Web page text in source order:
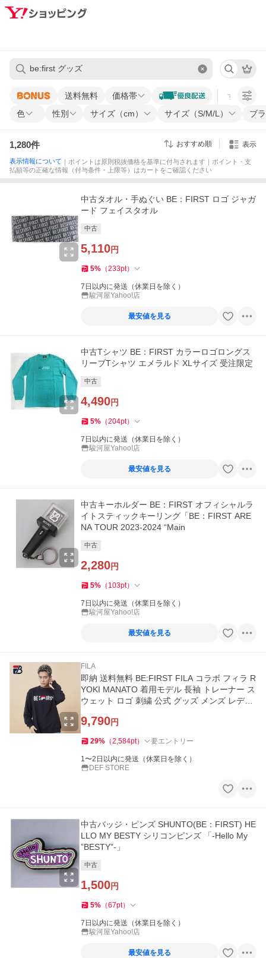
送料無料 価格帯 すべての条
色 性別 サイズ（cm） サイズ（S/M/L） ブ
1,280件 おすすめ順 表示
表示情報について ｜ポイントは原則税抜価格を基準に付与されます｜ポイント・支
払額等の正確な情報（付与条件・上限等）はカートをご確認ください
中古タオル・手ぬぐい BE：FIRST ロゴ ジャガ
ード フェイスタオル
中古
5,110円
5% （233pt）
7日以内に発送（休業日を除く）
駿河屋Yahoo!店
最安値を見る
中古Tシャツ BE：FIRST カラーロゴロングス
リーブTシャツ エメラルド XLサイズ 受注限定
中古
4,490円
5% （204pt）
7日以内に発送（休業日を除く）
駿河屋Yahoo!店
最安値を見る
中古キーホルダー BE：FIRST オフィシャルラ
イトスティックキーリング「BE：FIRST ARE
NA TOUR 2023-2024 “Main
中古
2,280円
5% （ 103pt）
7日以内に発送（休業日を除く）
駿河屋Yahoo!店
最安値を見る
FILA
即納 送料無料 BE:FIRST FILA コラボ フィラ R
YOKI MANATO 着用モデル 長袖 トレーナー ス
ウェット ロゴ 刺繍 公式 グッズ メンズ レディ
9,790円
29% （2,584pt） 要エントリー
1〜2日以内に発送（休業日を除く）
DEF STORE
中古バッジ・ピンズ SHUNTO(BE：FIRST) HE
LLO MY BESTY シリコンピンズ 「-Hello My
”BESTY”-」
中古
1,500円
5% （67pt）
7日以内に発送（休業日を除く）
駿河屋Yahoo!店
最安値を見る